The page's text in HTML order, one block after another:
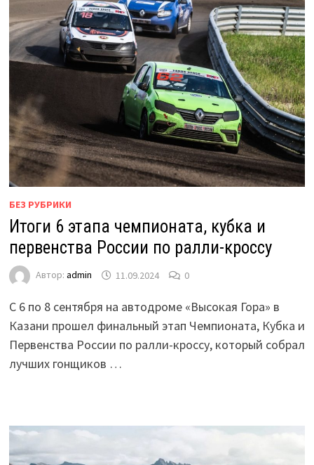
БЕЗ РУБРИКИ
Итоги 6 этапа чемпионата, кубка и
первенства России по ралли-кроссу
Автор: admin 11.09.2024 0
С 6 по 8 сентября на автодроме «Высокая Гора» в
Казани прошел финальный этап Чемпионата, Кубка и
Первенства России по ралли-кроссу, который собрал
лучших гонщиков …